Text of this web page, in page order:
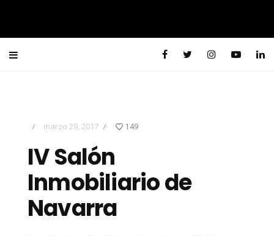
/ marzo 29, 2017 / 149
IV Salón
Inmobiliario de
Navarra